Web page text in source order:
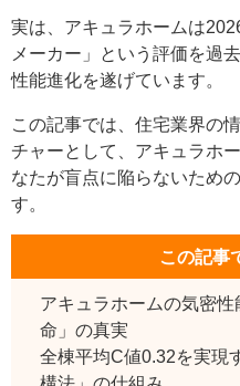
実は、アキュラホームは
メーカー」という評価を過
性能進化を遂げています。
この記事では、住宅業界の
チャーとして、アキュラホ
なたが盲点に陥らないため
す。
この記事
アキュラホームの気密
命」の真実
全棟平均C値0.32を実現